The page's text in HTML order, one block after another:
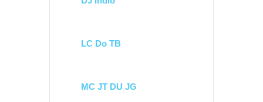
LC Do TB
MC JT DU JG